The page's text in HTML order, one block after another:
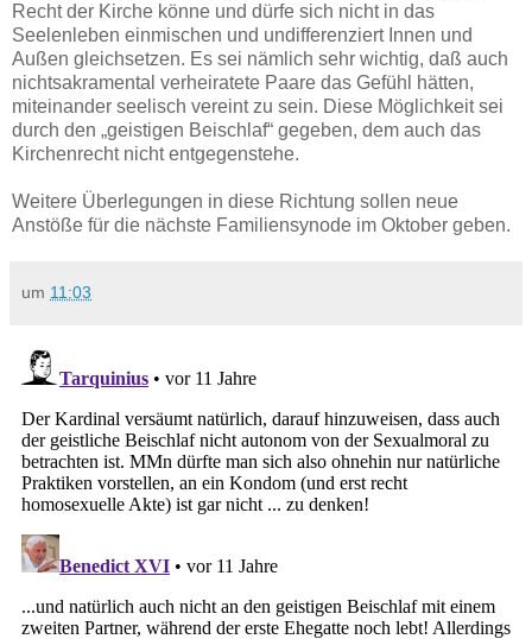
Recht der Kirche könne und dürfe sich nicht in das
Seelenleben einmischen und undifferenziert Innen und
Außen gleichsetzen. Es sei nämlich sehr wichtig, daß auch
nichtsakramental verheiratete Paare das Gefühl hätten,
miteinander seelisch vereint zu sein. Diese Möglichkeit sei
durch den „geistigen Beischlaf“ gegeben, dem auch das
Kirchenrecht nicht entgegenstehe.
Weitere Überlegungen in diese Richtung sollen neue
Anstöße für die nächste Familiensynode im Oktober geben.
um 11:03